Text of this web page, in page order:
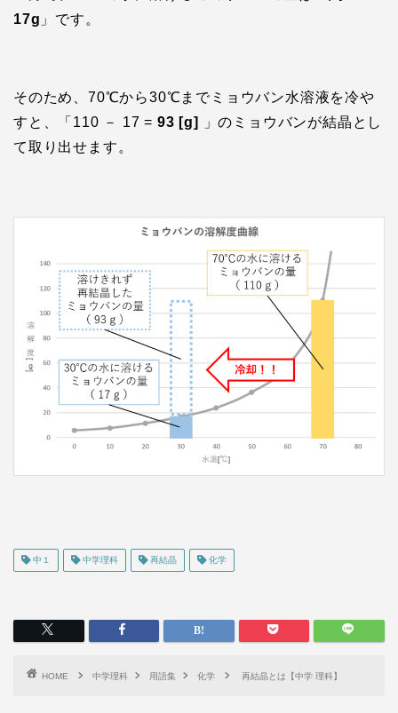
17g 」です。
そのため、70℃から30℃までミョウバン水溶液を冷や
すと、「110 － 17 = 93 [g]
」のミョウバンが結晶とし
て取り出せます。
中１ 中学理科 再結晶 化学
HOME 中学理科 用語集 化学 再結晶とは【中学 理科】